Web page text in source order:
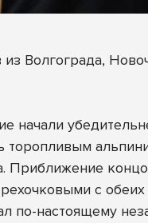
Волгограда,
начали
торопливым
Приближение
с обеих
по-настоящему